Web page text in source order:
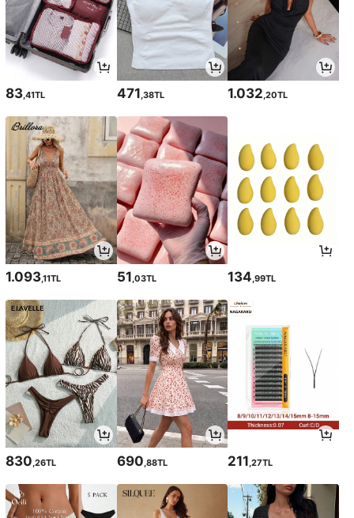
83,41TL 471,38TL 1.032,20TL
1.093,11TL 51,03TL 134,99TL
830 ,26TL 690 ,88TL 211 ,27TL